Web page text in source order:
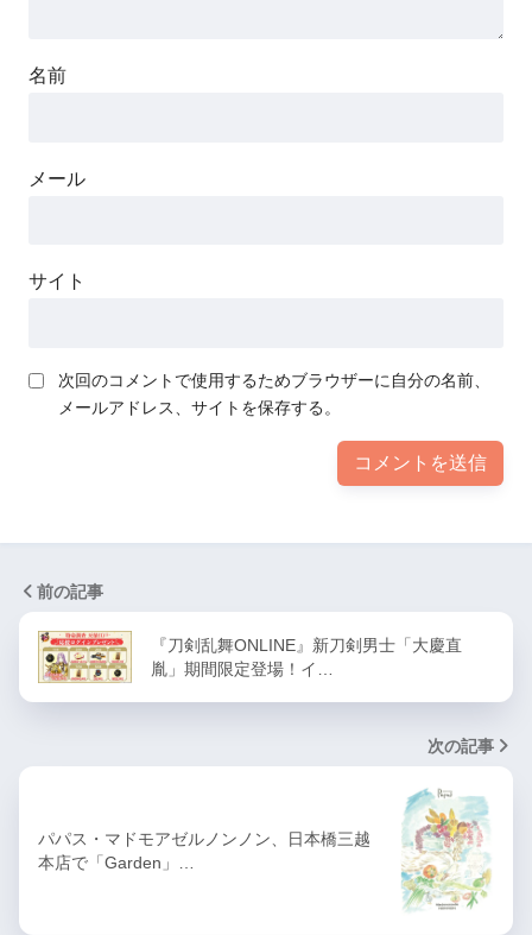
名前
メール
サイト
次回のコメントで使用するためブラウザーに自分の名前、
メールアドレス、サイトを保存する。
前の記事
『刀剣乱舞ONLINE』新刀剣男士「大慶直
胤」期間限定登場！イ…
次の記事
パパス・マドモアゼルノンノン、日本橋三越
本店で「Garden」…